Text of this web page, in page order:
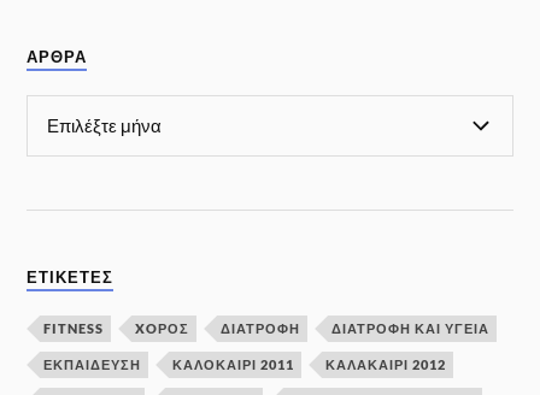
ΑΡΘΡΑ
ΕΤΙΚΈΤΕΣ
FITNESS XOΡΌΣ ΔΙΑΤΡΟΦΗ ΔΙΑΤΡΟΦΉ ΚΑΙ ΥΓΕΊΑ
ΕΚΠΑΙΔΕΥΣΗ ΚΑΛΟΚΑΙΡΙ 2011 ΚΑΛΑΚΑΊΡΙ 2012